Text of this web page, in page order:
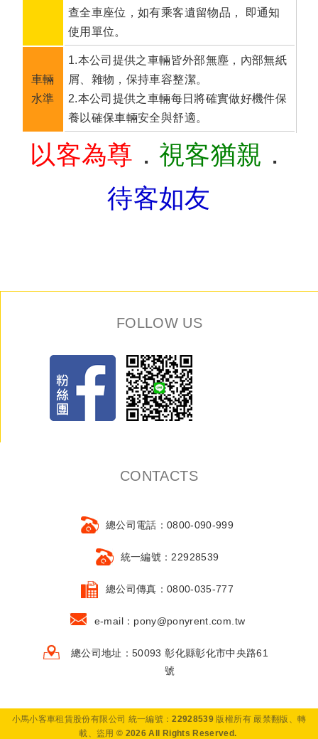
查全車座位，如有乘客遺留物品， 即通知
使用單位。
車輛
水準
1.本公司提供之車輛皆外部無塵，內部無紙
屑、雜物，保持車容整潔。
2.本公司提供之車輛每日將確實做好機件保
養以確保車輛安全與舒適。​
以客為尊 ． 視客猶親 ．
待客如友
FOLLOW US
CONTACTS
總公司電話：0800-090-999
統一編號：22928539
總公司傳真：0800-035-777
e-mail：pony@ponyrent.com.tw
總公司地址：50093 彰化縣彰化市中央路61
號
小馬小客車租賃股份有限公司 統一編號：22928539 版權所有 嚴禁翻版、轉
載、盜用 © 2026 All Rights Reserved.